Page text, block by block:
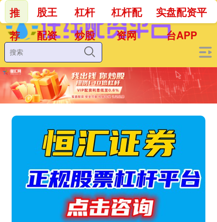
推
荐
股王
配资
杠杆
炒股
杠杆配
资网
实盘配资平
台APP